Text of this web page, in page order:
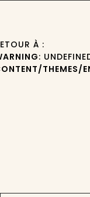
À :
:
THEMES/